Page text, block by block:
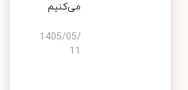
می‌کنیم
1405/05/